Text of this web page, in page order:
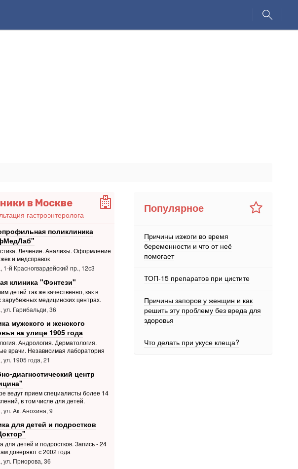
в Москве
гастроэнтеролога
поликлиника
Лечение. Анализы. Оформление
и медсправок
1-й Красногвардейский пр., 12с3
клиника "Фэнтези"
детей так же качественно, как в
зарубежных медицинских центрах.
ул. Гарибальди, 36
мужского и женского
на улице 1905 года
Андрология. Дерматология.
врачи. Независимая лаборатория
ул. 1905 года, 21
диагностический центр
ведут прием специалисты более 14
в том числе для детей.
ул. Ак. Анохина, 9
для детей и подростков
для детей и подростков. Запись - 24
доверяют с 2002 года
ул. Приорова, 36
Популярное
Причины изжоги во время
беременности и что от неё
помогает
ТОП-15 препаратов при цистите
Причины запоров у женщин и как
решить эту проблему без вреда для
здоровья
Что делать при укусе клеща?